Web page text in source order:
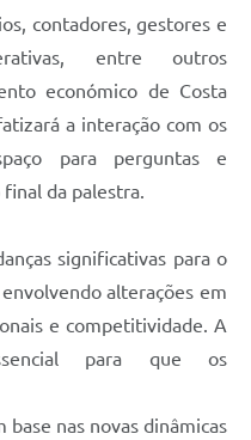
contadores, gestores e
entre outros
económico de Costa
a interação com os
para perguntas e
da palestra.
significativas para o
alterações em
e competitividade. A
para que os
nas novas dinâmicas